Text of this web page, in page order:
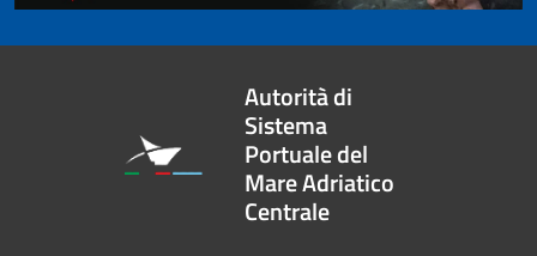
Autorità di
Sistema
Portuale del
Mare Adriatico
Centrale